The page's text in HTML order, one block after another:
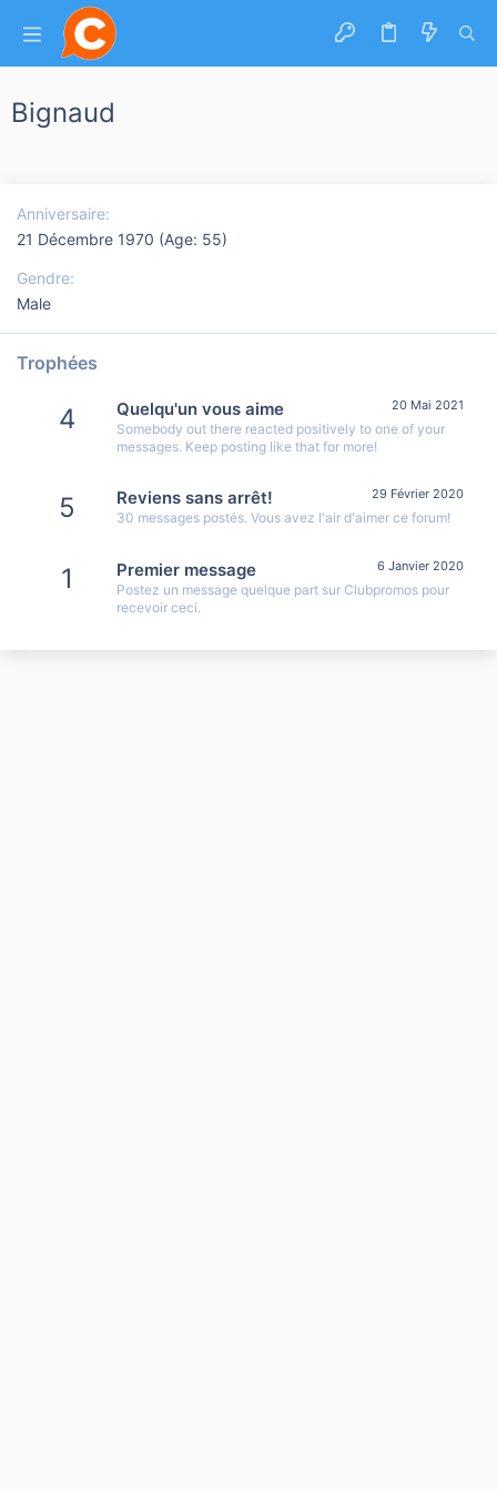
Bignaud
Anniversaire
21 Décembre 1970 (Age: 55)
Gendre
Male
Trophées
4 20 Mai 2021
Quelqu'un vous aime
Somebody out there reacted positively to one of your
messages. Keep posting like that for more!
5 29 Février 2020
Reviens sans arrêt!
30 messages postés. Vous avez l'air d'aimer ce forum!
1 6 Janvier 2020
Premier message
Postez un message quelque part sur Clubpromos pour
recevoir ceci.